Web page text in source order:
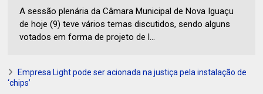
A sessão plenária da Câmara Municipal de Nova Iguaçu
de hoje (9) teve vários temas discutidos, sendo alguns
votados em forma de projeto de l...
Empresa Light pode ser acionada na justiça pela instalação de
‘chips’